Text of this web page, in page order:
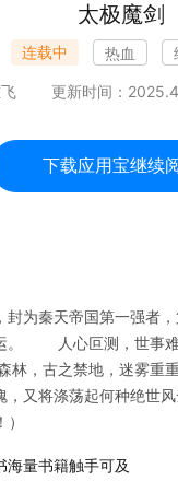
太极魔剑
连载中 热血
更新时间：
下载应用宝继续
为秦天帝国第一强者
。 人心叵测，世事难
，古之禁地，迷雾
魄，又将涤荡起何种
海量书籍触手可及